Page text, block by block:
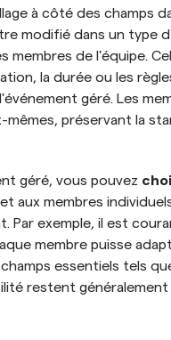
à côté des champs
modifié dans un type
membres de l'équipe.
la durée ou les
géré. Les
préservant la
géré, vous pouvez
aux membres
Par exemple, il est
membre puisse
essentiels tels
restent